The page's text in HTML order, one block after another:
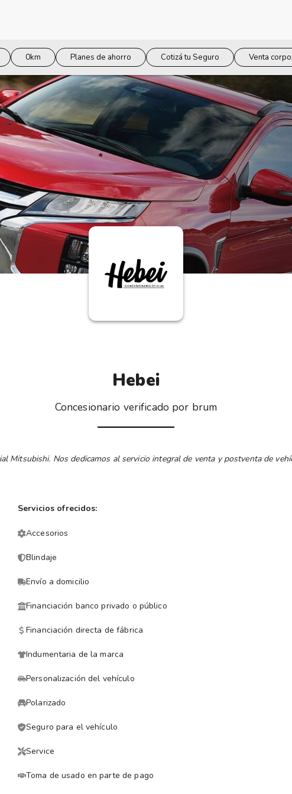
0km Planes de ahorro Cotizá tu Seguro Venta
Hebei
Concesionario verificado por brum
Mitsubishi. Nos dedicamos al servicio integral de venta y postventa de
Servicios ofrecidos:
Accesorios
Blindaje
Envío a domicilio
Financiación banco privado o público
Financiación directa de fábrica
Indumentaria de la marca
Personalización del vehículo
Polarizado
Seguro para el vehículo
Service
Toma de usado en parte de pago